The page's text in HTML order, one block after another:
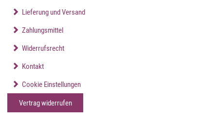
Lieferung und Versand
Zahlungsmittel
Widerrufsrecht
Kontakt
Cookie Einstellungen
Vertrag widerrufen